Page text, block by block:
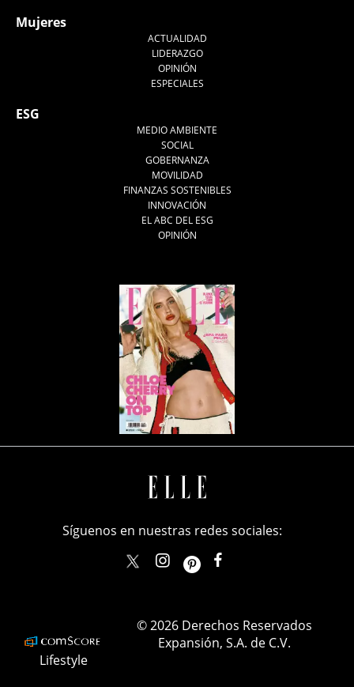
Mujeres
ACTUALIDAD
LIDERAZGO
OPINIÓN
ESPECIALES
ESG
MEDIO AMBIENTE
SOCIAL
GOBERNANZA
MOVILIDAD
FINANZAS SOSTENIBLES
INNOVACIÓN
EL ABC DEL ESG
OPINIÓN
Síguenos en nuestras redes sociales:
elle_mexicoellemexico
Lifestyle
© 2026 Derechos Reservados
Expansión, S.A. de C.V.